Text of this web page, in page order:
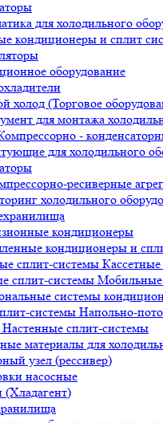
для холодильного
кондиционеры и сплит
оборудование
холод (Торговое
для монтажа
-
для холодильного
ресиверные
холодильного
кондиционеры
кондиционеры и
сплит-системы
сплит-системы
системы
системы Напольно-
Настенные сплит-системы
материалы для
узел (рессивер)
насосные